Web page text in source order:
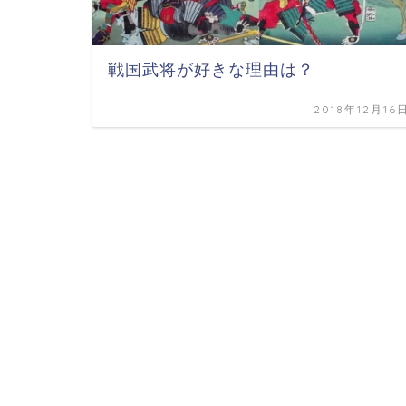
戦国武将が好きな理由は？
2018年12月16